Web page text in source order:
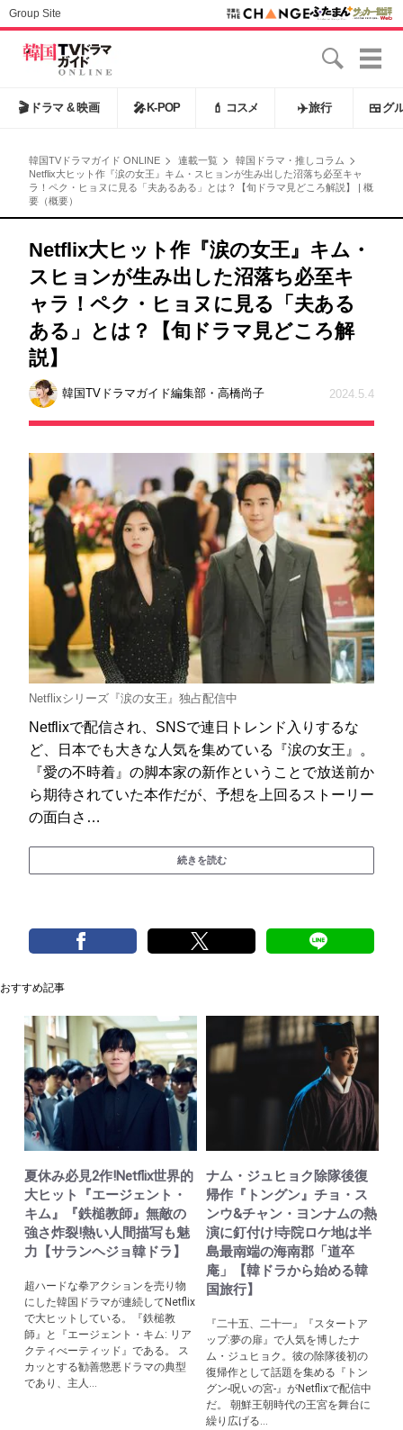
Group Site
🎬 ドラマ & 映画 🎤 K-POP 💄 コスメ ✈️旅行 🍱 グ
韓国TVドラマガイド ONLINE 連載一覧
韓国ドラマ・推しコラム
Netflix大ヒット作『涙の女王』キム・スヒョンが生み出した沼落ち必至キャ
ラ！ペク・ヒョヌに見る「夫あるある」とは？【旬ドラマ見どころ解説】 | 概
要（概要）
Netflix大ヒット作『涙の女王』キム・
スヒョンが生み出した沼落ち必至キ
ャラ！ペク・ヒョヌに見る「夫ある
ある」とは？【旬ドラマ見どころ解
説】
韓国TVドラマガイド編集部・高橋尚子 2024.5.4
Netflixシリーズ『涙の女王』独占配信中
Netflixで配信され、SNSで連日トレンド入りするな
ど、日本でも大きな人気を集めている『涙の女王』。
『愛の不時着』の脚本家の新作ということで放送前か
ら期待されていた本作だが、予想を上回るストーリー
の面白さ…
続きを読む
おすすめ記事
夏休み必見2作!Netflix世界的
大ヒット『エージェント・
キム』『鉄槌教師』無敵の
強さ炸裂!熱い人間描写も魅
力【サランヘジョ韓ドラ】
超ハードな拳アクションを売り物
にした韓国ドラマが連続してNetflix
で大ヒットしている。『鉄槌教
師』と『エージェント・キム: リア
クティべーティッド』である。 ス
カッとする勧善懲悪ドラマの典型
であり、主人...
ナム・ジュヒョク除隊後復
帰作『トングン』チョ・ス
ンウ&チャン・ヨンナムの熱
演に釘付け!寺院ロケ地は半
島最南端の海南郡「道卒
庵」【韓ドラから始める韓
国旅行】
『二十五、二十一』『スタートア
ップ:夢の扉』で人気を博したナ
ム・ジュヒョク。彼の除隊後初の
復帰作として話題を集める『トン
グン-呪いの宮-』がNetflixで配信中
だ。 朝鮮王朝時代の王宮を舞台に
繰り広げる...